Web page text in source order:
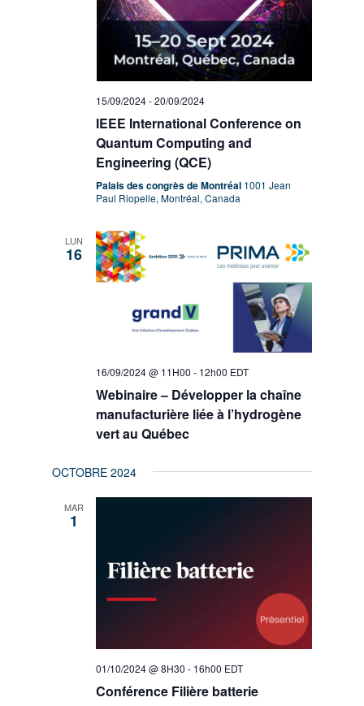
15/09/2024-20/09/2024
IEEE International Conference on
Quantum Computing and
Engineering (QCE)
Palais des congrès de Montréal 1001 Jean
Paul Riopelle, Montréal, Canada
LUN
16
16/09/2024 @ 11H00 - 12h00 EDT
Webinaire – Développer la chaîne
manufacturière liée à l’hydrogène
vert au Québec
OCTOBRE 2024
MAR
1
01/10/2024 @ 8H30 - 16h00 EDT
Conférence Filière batterie